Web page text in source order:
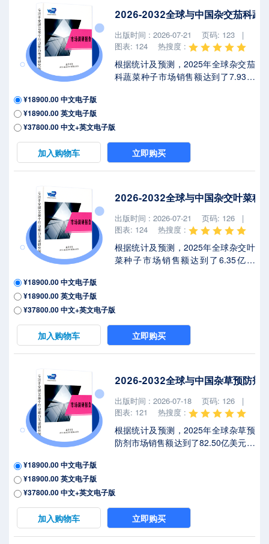
著不确定性，本报告将深入解析最新
关税调整及各国应对战略对葫芦科蔬
菜种子市场竞争态势、区域经济联动
及供应链重构的潜在影响。葫芦科蔬
菜种子属于葫芦...
2026-2032全球与中国杂交茄科蔬
出版时间 : 2026-07-21
页码: 123 |
图表: 124
热搜度 :
根据统计及预测，2025年全球杂交茄
科蔬菜种子市场销售额达到了7.93亿
看，中国市场在过去几年变化较快，
2025年市场规模为 百万美元，约占全
球的 %，预计2032年将达到 百万美
元，届时全球占比将达到 %。2025年
著不确定性，本报告将深入解析最新
关税调整及各国应对战略对杂交茄科
蔬菜种子市场竞争态势、区域经济联
动及供应链重构的潜在影响。杂交茄
科蔬菜种子...
¥18900.00 中文电子版
¥18900.00 英文电子版
¥37800.00 中文+英文电子版
加入购物车 立即购买
2026-2032全球与中国杂交叶菜种
出版时间 : 2026-07-21
页码: 126 |
图表: 124
热搜度 :
根据统计及预测，2025年全球杂交叶
菜种子市场销售额达到了6.35亿美
看，中国市场在过去几年变化较快，
2025年市场规模为 百万美元，约占全
球的 %，预计2032年将达到 百万美
元，届时全球占比将达到 %。2025年
著不确定性，本报告将深入解析最新
关税调整及各国应对战略对杂交叶菜
种子市场竞争态势、区域经济联动及
供应链重构的潜在影响。杂交叶菜种
子是通过杂交两种...
¥18900.00 中文电子版
¥18900.00 英文电子版
¥37800.00 中文+英文电子版
加入购物车 立即购买
2026-2032全球与中国杂草预防剂
出版时间 : 2026-07-18
页码: 126 |
图表: 121
热搜度 :
根据统计及预测，2025年全球杂草预
防剂市场销售额达到了82.50亿美元，
看，中国市场在过去几年变化较快，
2025年市场规模为 百万美元，约占全
球的 %，预计2032年将达到 百万美
元，届时全球占比将达到 %。2025年
¥18900.00 中文电子版
¥18900.00 英文电子版
¥37800.00 中文+英文电子版
加入购物车 立即购买